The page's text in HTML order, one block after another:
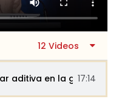
12 Videos
aditiva en la genética...
17:14